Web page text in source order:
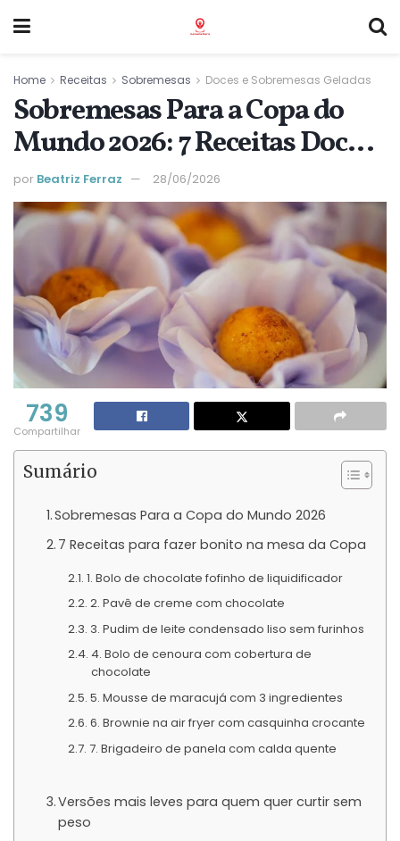
Home Receitas Sobremesas Doces e Sobremesas Geladas
Sobremesas Para a Copa do
Mundo 2026: 7 Receitas Doces
Para Torcer Pelo Brasil em
Casa
por Beatriz Ferraz 28/06/2026
739
Compartilhar
Sumário
Sobremesas Para a Copa do Mundo 2026
7 Receitas para fazer bonito na mesa da Copa
1. Bolo de chocolate fofinho de liquidificador
2. Pavê de creme com chocolate
3. Pudim de leite condensado liso sem furinhos
4. Bolo de cenoura com cobertura de
chocolate
5. Mousse de maracujá com 3 ingredientes
6. Brownie na air fryer com casquinha crocante
7. Brigadeiro de panela com calda quente
Versões mais leves para quem quer curtir sem
peso